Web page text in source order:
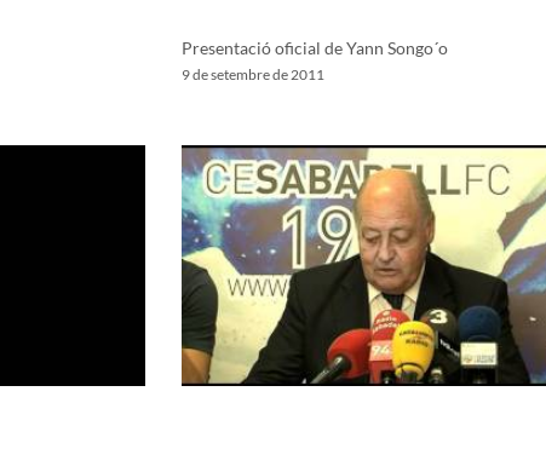
Presentació oficial de Yann Songo´o
9 de setembre de 2011